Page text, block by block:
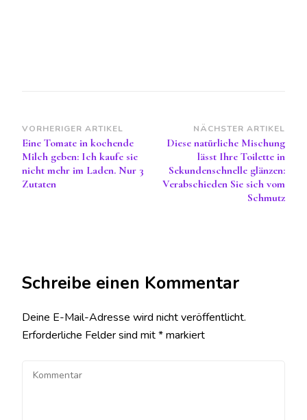
Beitragsnavigation
VORHERIGER ARTIKEL
Eine Tomate in kochende
Milch geben: Ich kaufe sie
nicht mehr im Laden. Nur 3
Zutaten
NÄCHSTER ARTIKEL
Diese natürliche Mischung
lässt Ihre Toilette in
Sekundenschnelle glänzen:
Verabschieden Sie sich vom
Schmutz
Schreibe einen Kommentar
Deine E-Mail-Adresse wird nicht veröffentlicht.
Erforderliche Felder sind mit*markiert